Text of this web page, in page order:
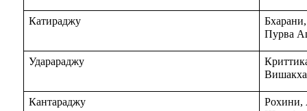
Катираджу
Пурва
Ударараджу
Кантараджу
Рохини,